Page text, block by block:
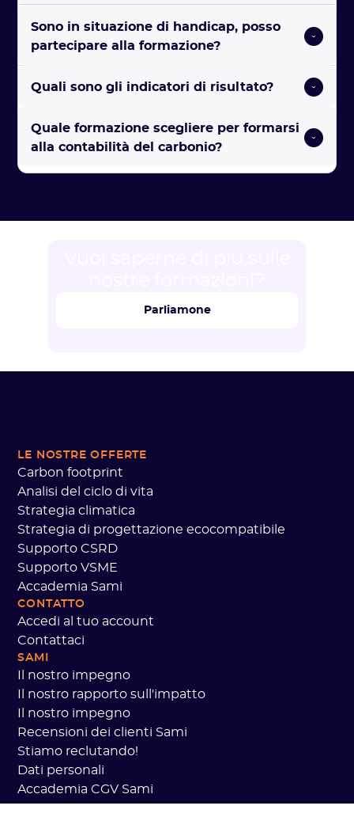
Sono in situazione di handicap, posso
partecipare alla formazione?
Quali sono gli indicatori di risultato?
Quale formazione scegliere per formarsi
alla contabilità del carbonio?
Parliamone
LE NOSTRE OFFERTE
Carbon footprint
Analisi del ciclo di vita
Strategia climatica
Strategia di progettazione ecocompatibile
Supporto CSRD
Supporto VSME
Accademia Sami
CONTATTO
Accedi al tuo account
Contattaci
SAMI
Il nostro impegno
Il nostro rapporto sull'impatto
Il nostro impegno
Recensioni dei clienti Sami
Stiamo reclutando!
Dati personali
Accademia CGV Sami